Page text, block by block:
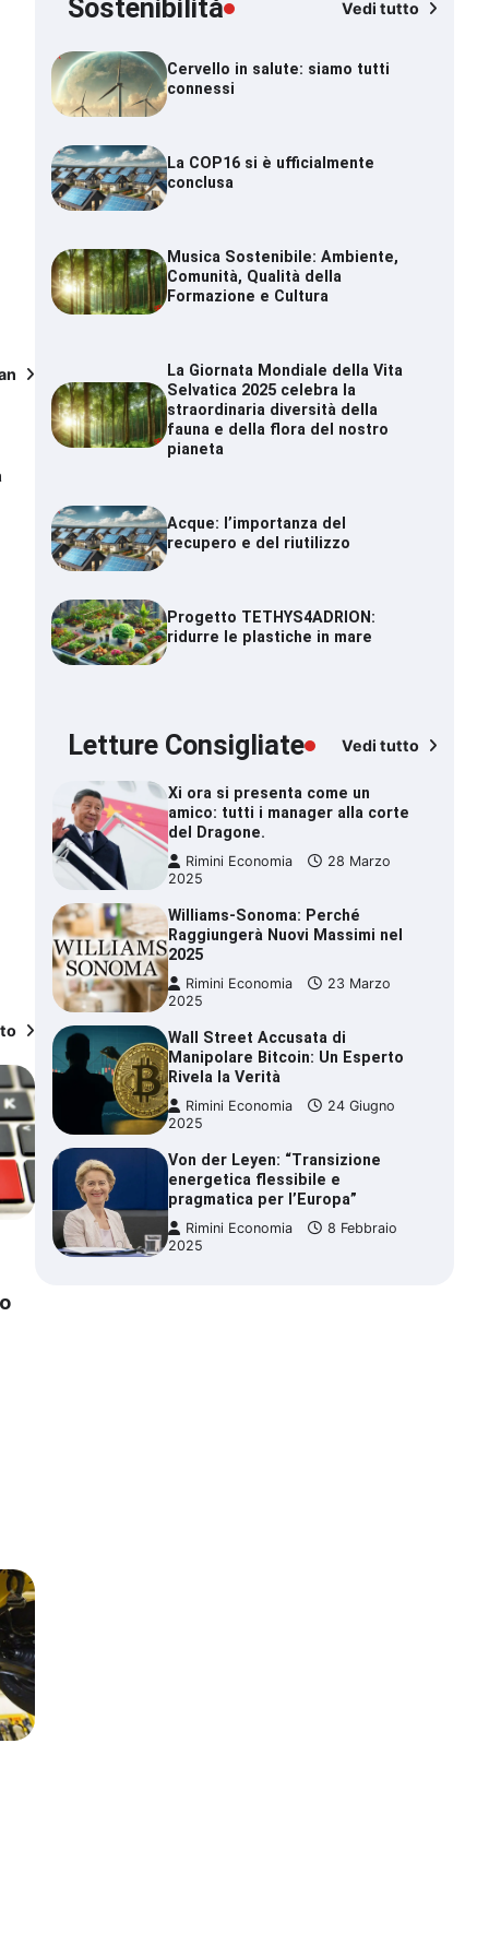
Sostenibilità Vedi tutto
Cervello in salute: siamo tutti
connessi
La COP16 si è ufficialmente
conclusa
Musica Sostenibile: Ambiente,
Comunità, Qualità della
Formazione e Cultura
La Giornata Mondiale della Vita
Selvatica 2025 celebra la
straordinaria diversità della
fauna e della flora del nostro
pianeta
Acque: l’importanza del
recupero e del riutilizzo
Progetto TETHYS4ADRION:
ridurre le plastiche in mare
Letture Consigliate Vedi tutto
Xi ora si presenta come un
amico: tutti i manager alla corte
del Dragone.
Rimini Economia
28 Marzo
2025
Williams-Sonoma: Perché
Raggiungerà Nuovi Massimi nel
2025
Rimini Economia
23 Marzo
2025
Wall Street Accusata di
Manipolare Bitcoin: Un Esperto
Rivela la Verità
Rimini Economia
24 Giugno
2025
Von der Leyen: “Transizione
energetica flessibile e
pragmatica per l’Europa”
Rimini Economia
8 Febbraio
2025